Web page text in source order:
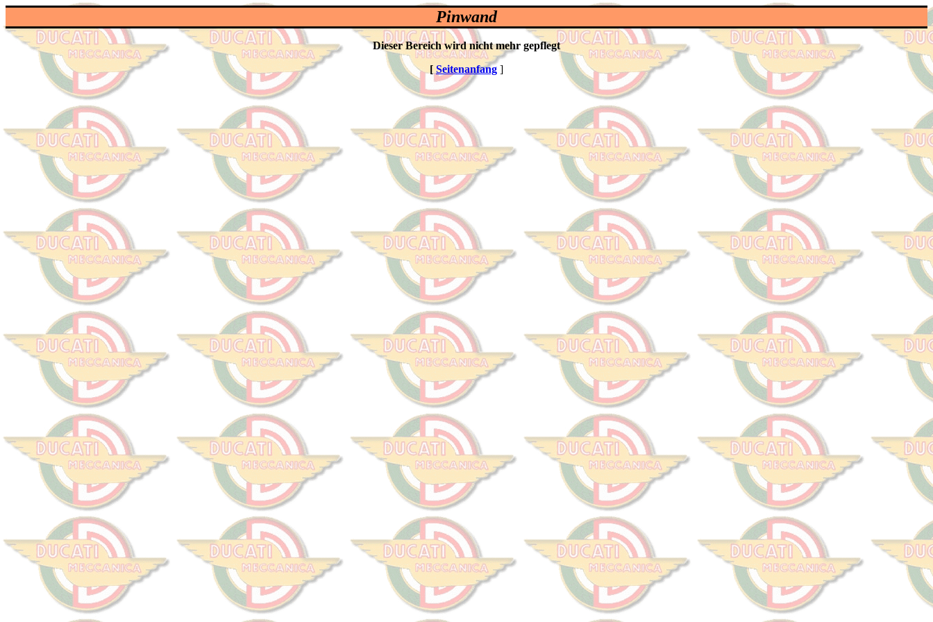
Pinwand
Dieser Bereich wird nicht mehr gepflegt
[ Seitenanfang ]